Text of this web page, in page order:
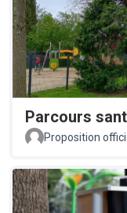
Parcours
Proposition